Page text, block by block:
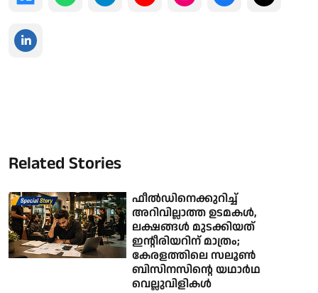
Related Stories
ഫീല്‍ഡിനെക്കുറിച്ച്
അറിവില്ലാത്ത ഉടമകള്‍,
ലക്ഷങ്ങള്‍ മുടക്കിയത്
ഇന്റീരിയറിന് മാത്രം;
കേരളത്തിലെ സലൂണ്‍
ബിസിനസിന്റെ യഥാര്‍ഥ
വെല്ലുവിളികള്‍